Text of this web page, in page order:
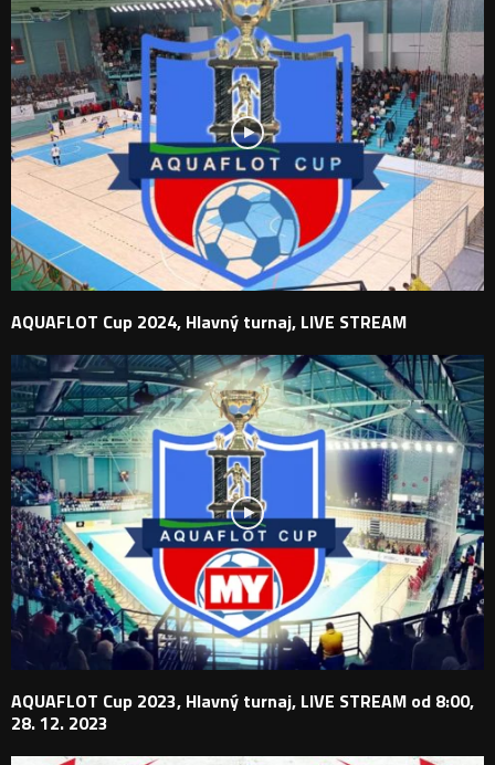
AQUAFLOT Cup 2024, Hlavný turnaj, LIVE STREAM
AQUAFLOT Cup 2023, Hlavný turnaj, LIVE STREAM od 8:00,
28. 12. 2023